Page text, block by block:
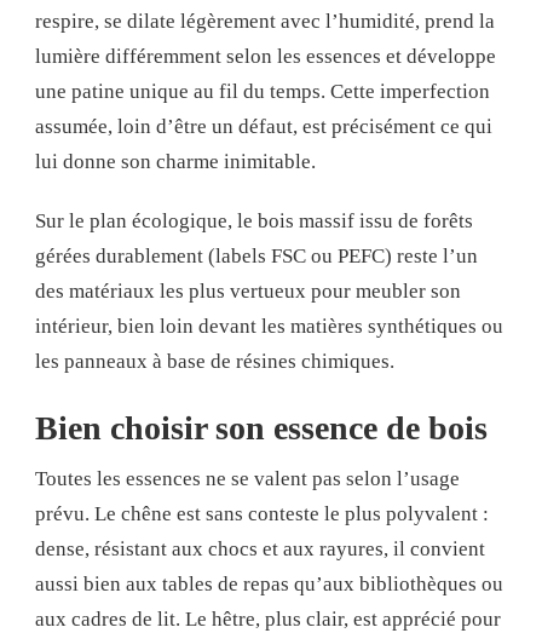
respire, se dilate légèrement avec l’humidité, prend la
lumière différemment selon les essences et développe
une patine unique au fil du temps. Cette imperfection
assumée, loin d’être un défaut, est précisément ce qui
lui donne son charme inimitable.
Sur le plan écologique, le bois massif issu de forêts
gérées durablement (labels FSC ou PEFC) reste l’un
des matériaux les plus vertueux pour meubler son
intérieur, bien loin devant les matières synthétiques ou
les panneaux à base de résines chimiques.
Bien choisir son essence de bois
Toutes les essences ne se valent pas selon l’usage
prévu. Le chêne est sans conteste le plus polyvalent :
dense, résistant aux chocs et aux rayures, il convient
aussi bien aux tables de repas qu’aux bibliothèques ou
aux cadres de lit. Le hêtre, plus clair, est apprécié pour